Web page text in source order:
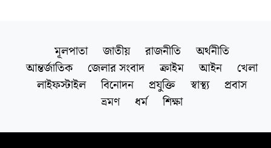
মূলপাতা জাতীয় রাজনীতি
অর্থনীতি
আন্তর্জাতিক
জেলার সংবাদ ক্রাইম আইন
খেলা
লাইফস্টাইল
বিনোদন প্রযুক্তি স্বাস্থ্য
প্রবাস
ভ্রমণ
ধর্ম শিক্ষা